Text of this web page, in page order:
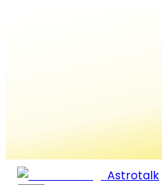
Astrotalk